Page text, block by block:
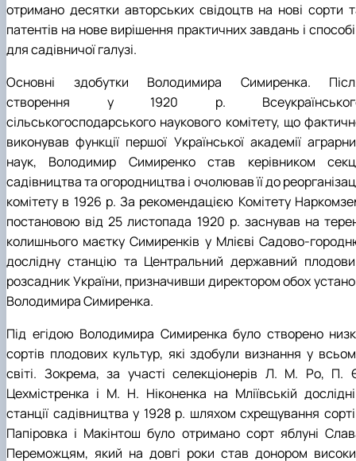
отримано десятки авторських свідоцтв на нові сорти
патентів на нове вирішення практичних завдань і
для садівничої галузі.
Основні здобутки Володимира Симиренка.
створення у 1920 р.
сільськогосподарського наукового комітету, що
виконував функції першої Української академії
наук, Володимир Симиренко став керівником
садівництва та огородництва і очолював її до
комітету в 1926 р. За рекомендацією Комітету
постановою від 25 листопада 1920 р. заснував на
колишнього маєтку Симиренків у Млієві Садово-
дослідну станцію та Центральний державний
розсадник України, призначивши директором обох
Володимира Симиренка.
Під егідою Володимира Симиренка було створено
сортів плодових культур, які здобули визнання у
світі. Зокрема, за участі селекціонерів Л. М. Ро, П.
Цехмістренка і М. Н. Ніконенка на Мліївській
станції садівництва у 1928 р. шляхом схрещування
Папіровка і Макінтош було отримано сорт яблуні
Переможцям, який на довгі роки став донором